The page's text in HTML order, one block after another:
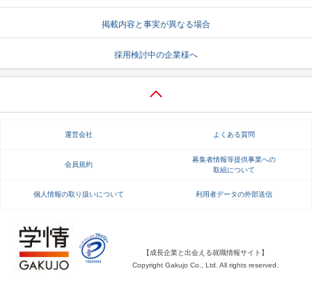
就活支援
就活ノウハウが満載！ お役立ち記事・相談室など
適職診断 就活チャンネル
掲載内容と事実が異なる場合
採用検討中の企業様へ
運営会社 よくある質問
会員規約
募集者情報等提供事業への
取組について
個人情報の取り扱いについて 利用者データの外部送信
【成長企業と出会える就職情報サイト】
Copyright Gakujo Co., Ltd. All rights reserved.